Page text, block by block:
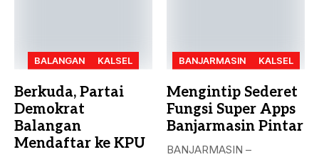
BALANGAN KALSEL
Berkuda, Partai
Demokrat
Balangan
Mendaftar ke KPU
BANJARMASIN KALSEL
Mengintip Sederet
Fungsi Super Apps
Banjarmasin Pintar
BANJARMASIN –